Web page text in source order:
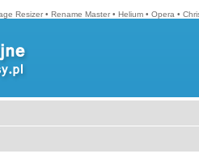
Resizer • Rename Master • Helium • Opera •